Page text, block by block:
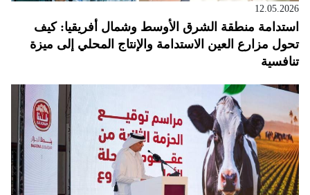
12.05.2026
استدامة منطقة الشرق الأوسط وشمال أفريقيا: كيف
تحول مزارع العين الاستدامة والإنتاج المحلي إلى ميزة
تنافسية